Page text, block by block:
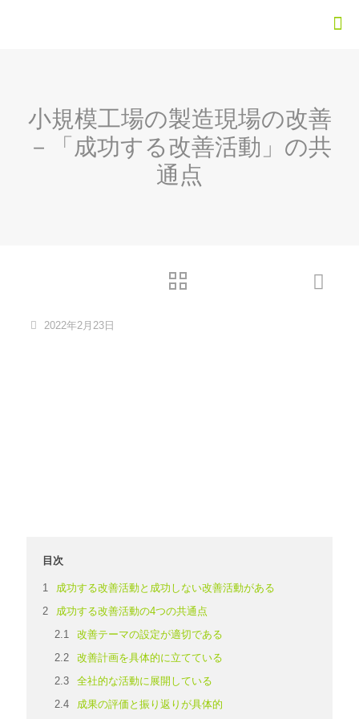
小規模工場の製造現場の改善
－「成功する改善活動」の共
通点
2022年2月23日
目次
成功する改善活動と成功しない改善活動がある
成功する改善活動の4つの共通点
改善テーマの設定が適切である
改善計画を具体的に立てている
全社的な活動に展開している
成果の評価と振り返りが具体的